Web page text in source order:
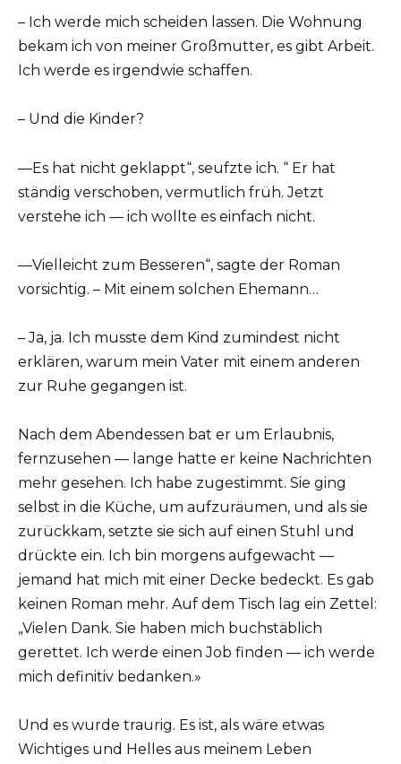
– Ich werde mich scheiden lassen. Die Wohnung
bekam ich von meiner Großmutter, es gibt Arbeit.
Ich werde es irgendwie schaffen.
– Und die Kinder?
—Es hat nicht geklappt“, seufzte ich. “ Er hat
ständig verschoben, vermutlich früh. Jetzt
verstehe ich — ich wollte es einfach nicht.
—Vielleicht zum Besseren“, sagte der Roman
vorsichtig. – Mit einem solchen Ehemann…
– Ja, ja. Ich musste dem Kind zumindest nicht
erklären, warum mein Vater mit einem anderen
zur Ruhe gegangen ist.
Nach dem Abendessen bat er um Erlaubnis,
fernzusehen — lange hatte er keine Nachrichten
mehr gesehen. Ich habe zugestimmt. Sie ging
selbst in die Küche, um aufzuräumen, und als sie
zurückkam, setzte sie sich auf einen Stuhl und
drückte ein. Ich bin morgens aufgewacht —
jemand hat mich mit einer Decke bedeckt. Es gab
keinen Roman mehr. Auf dem Tisch lag ein Zettel:
„Vielen Dank. Sie haben mich buchstäblich
gerettet. Ich werde einen Job finden — ich werde
mich definitiv bedanken.»
Und es wurde traurig. Es ist, als wäre etwas
Wichtiges und Helles aus meinem Leben